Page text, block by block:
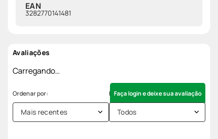
EAN
3282770141481
Avaliações
Carregando…
Faça login e deixe sua avaliação
Mais recentes Todos